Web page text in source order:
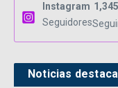
Instagram 1,345
Seguidores
Noticias